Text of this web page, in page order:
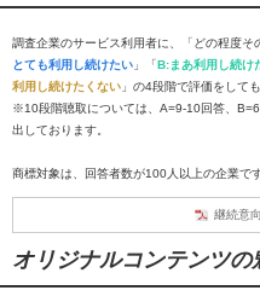
調査企業のサービス利用者に、「どの程度
とても利用し続けたい 」「B:まあ利用し続け
利用し続けたくない 」の4段階で評価をして
※10段階聴取については、A=9-10回答、
出しております。
商標対象は、回答者数が100人以上の企業です
継続意
オリジナルコンテンツの